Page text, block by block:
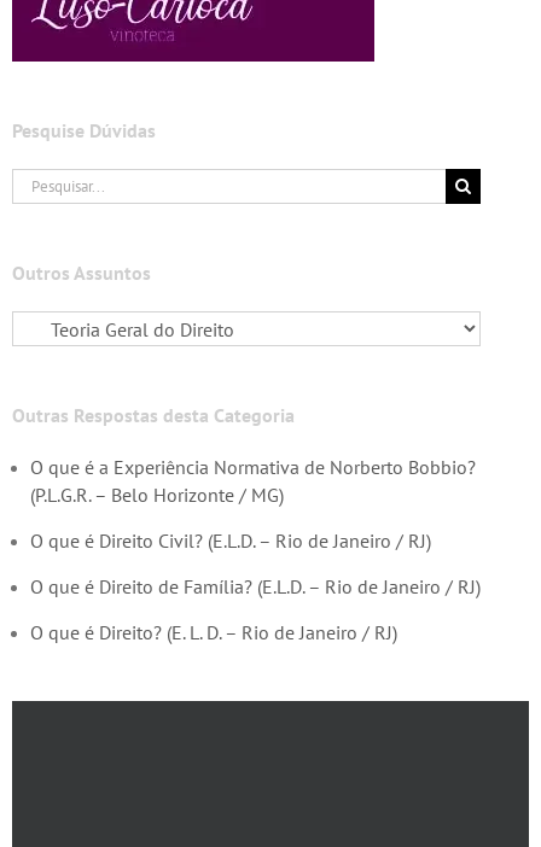
Pesquise Dúvidas
Buscar
resultados
Outros Assuntos
Outras Respostas desta Categoria
O que é a Experiência Normativa de Norberto Bobbio?
(P.L.G.R. – Belo Horizonte / MG)
O que é Direito Civil? (E.L.D. – Rio de Janeiro / RJ)
O que é Direito de Família? (E.L.D. – Rio de Janeiro / RJ)
O que é Direito? (E. L. D. – Rio de Janeiro / RJ)